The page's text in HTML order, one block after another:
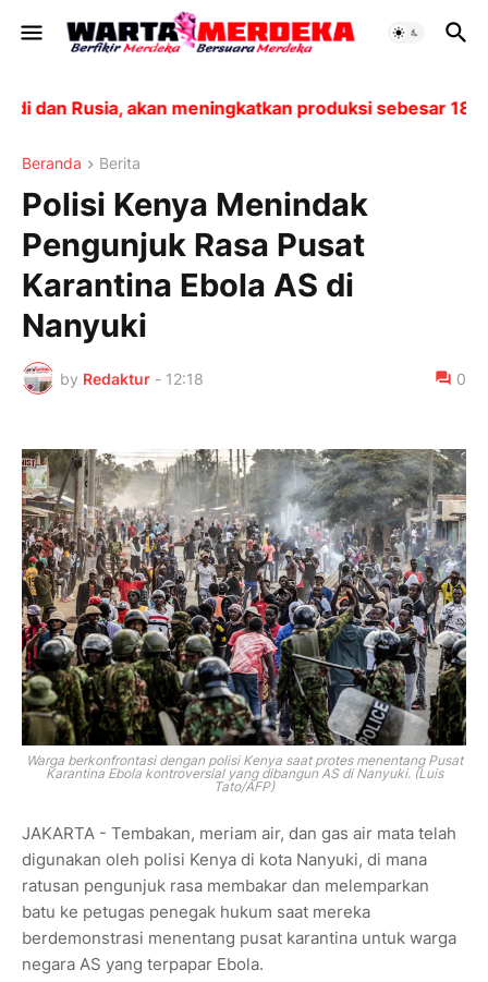
Rusia, akan meningkatkan produksi sebesar
Beranda Berita
Polisi Kenya Menindak
Pengunjuk Rasa Pusat
Karantina Ebola AS di
Nanyuki
by Redaktur - 12:18 0
Warga berkonfrontasi dengan polisi Kenya saat protes menentang Pusat
Karantina Ebola kontroversial yang dibangun AS di Nanyuki. (Luis
Tato/AFP)
JAKARTA - Tembakan, meriam air, dan gas air mata telah
digunakan oleh polisi Kenya di kota Nanyuki, di mana
ratusan pengunjuk rasa membakar dan melemparkan
batu ke petugas penegak hukum saat mereka
berdemonstrasi menentang pusat karantina untuk warga
negara AS yang terpapar Ebola.